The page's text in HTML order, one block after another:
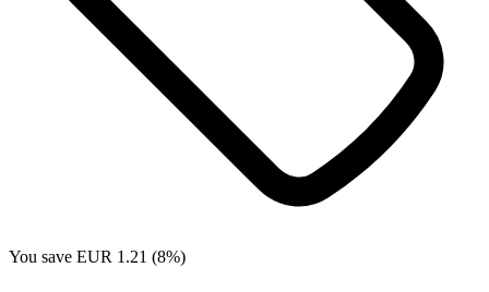
You save EUR 1.21 (8%)